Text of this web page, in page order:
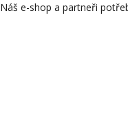
Náš e-shop a partneři